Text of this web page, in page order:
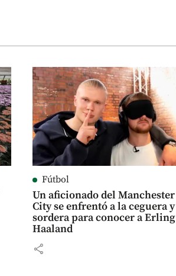
Fútbol
Un aficionado del Manchester
City se enfrentó a la ceguera y
sordera para conocer a Erling
Haaland
share